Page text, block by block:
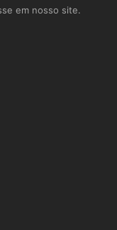
em nosso site.